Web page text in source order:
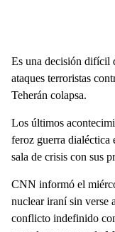
Es una decisión difícil
ataques terroristas
Teherán colapsa.
Los últimos
feroz guerra dialéctica
sala de crisis con sus
CNN informó el
nuclear iraní sin verse
conflicto indefinido